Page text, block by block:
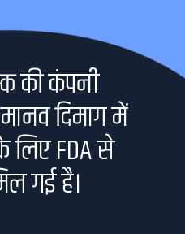
की कंपनी
दिमाग में
लिए FDA से
गई है।